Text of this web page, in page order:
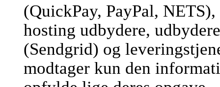
(QuickPay, PayPal,
hosting udbydere,
(Sendgrid) og
modtager kun den